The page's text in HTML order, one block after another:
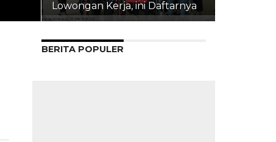
Lowongan Kerja, ini Daftarnya
BERITA POPULER